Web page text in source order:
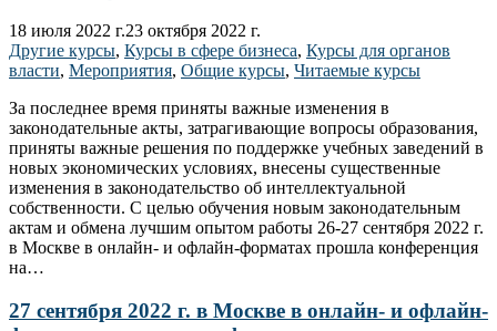
18 июля 2022 г.23 октября 2022 г.
Другие курсы, Курсы в сфере бизнеса, Курсы для органов
власти, Мероприятия, Общие курсы, Читаемые курсы
За последнее время приняты важные изменения в
законодательные акты, затрагивающие вопросы образования,
приняты важные решения по поддержке учебных заведений в
новых экономических условиях, внесены существенные
изменения в законодательство об интеллектуальной
собственности. С целью обучения новым законодательным
актам и обмена лучшим опытом работы 26-27 сентября 2022 г.
в Москве в онлайн- и офлайн-форматах прошла конференция
на…
27 сентября 2022 г. в Москве в онлайн- и офлайн-